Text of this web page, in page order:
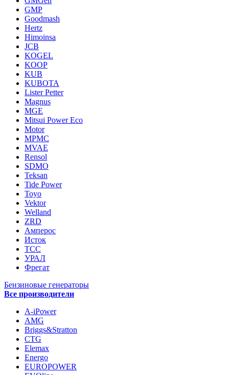
GMP
Goodmash
Hertz
Himoinsa
JCB
KOGEL
KOOP
KUB
KUBOTA
Lister Petter
Magnus
MGE
Mitsui Power Eco
Motor
MPMC
MVAE
Rensol
SDMO
Teksan
Tide Power
Toyo
Vektor
Welland
ZRD
Амперос
Исток
ТСС
УРАЛ
Фрегат
Бензиновые генераторы
Все производители
A-iPower
AMG
Briggs&Stratton
CTG
Elemax
Energo
EUROPOWER